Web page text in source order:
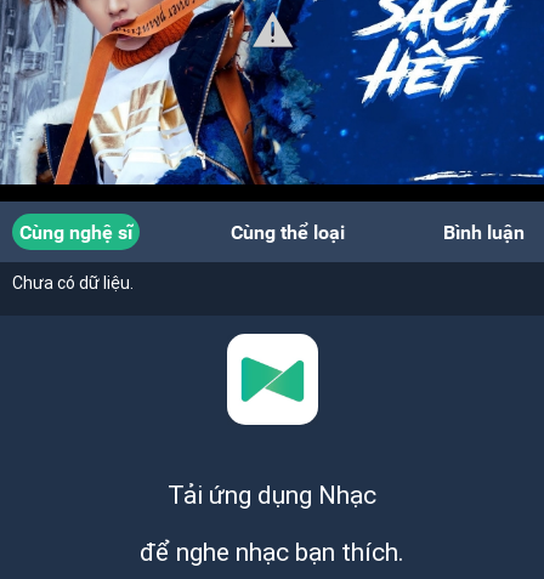
Cùng nghệ sĩ Cùng thể loại Bình luận
Chưa có dữ liệu.
Tải ứng dụng Nhạc
để nghe nhạc bạn thích.